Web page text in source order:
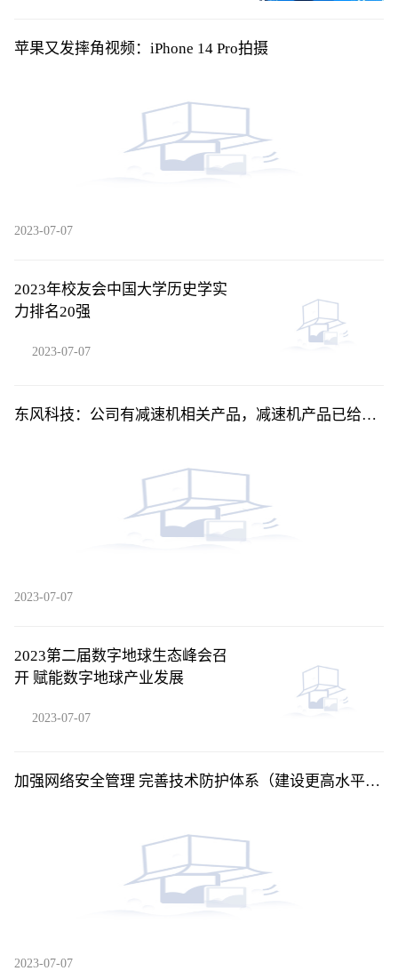
苹果又发摔角视频：iPhone 14 Pro拍摄
2023-07-07
2023年校友会中国大学历史学实
力排名20强
2023-07-07
东风科技：公司有减速机相关产品，减速机产品已给东
2023-07-07
2023第二届数字地球生态峰会召
开 赋能数字地球产业发展
2023-07-07
加强网络安全管理 完善技术防护体系（建设更高水平的
2023-07-07